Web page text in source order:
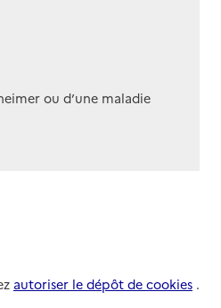
ou d’une maladie
autoriser le dépôt de cookies .